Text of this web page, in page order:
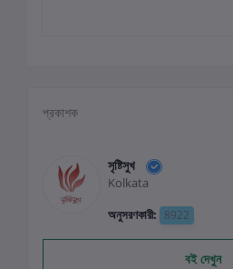
প্রকাশক
সৃষ্টিসুখ
Kolkata
অনুসরণকারী: 8922
বই দেখুন